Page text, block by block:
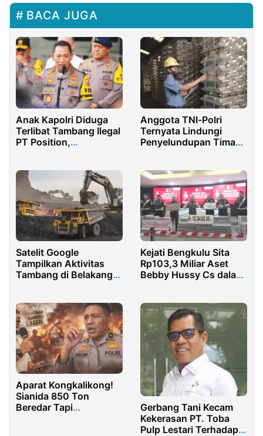
BACA JUGA
Anak Kapolri Diduga
Terlibat Tambang Ilegal
PT Position,
Anggota TNI-Polri
Ternyata Lindungi
Penyelundupan Timah
Satelit Google
Tampilkan Aktivitas
Tambang di Belakang
Kejati Bengkulu Sita
Rp103,3 Miliar Aset
Bebby Hussy Cs dalam
Aparat Kongkalikong!
Sianida 850 Ton
Beredar Tapi
Gerbang Tani Kecam
Kekerasan PT. Toba
Pulp Lestari Terhadap